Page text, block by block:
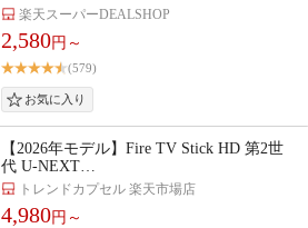
楽天スーパーDEALSHOP
2,580円～
(579)
【2026年モデル】Fire TV Stick HD 第2世
代 U-NEXT…
トレンドカプセル 楽天市場店
4,980円～